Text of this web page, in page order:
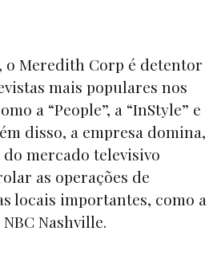
o Meredith Corp é detentor
mais populares nos
a “People”, a “InStyle” e
disso, a empresa domina,
mercado televisivo
as operações de
locais importantes, como a
Nashville.